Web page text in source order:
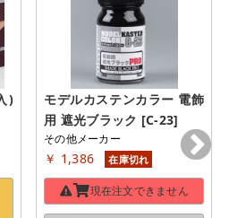
)
モデルカステンカラー 電飾
用 遮光ブラック [C-23]
その他メーカー
￥ 1,386 在庫切れ
現在注文できません